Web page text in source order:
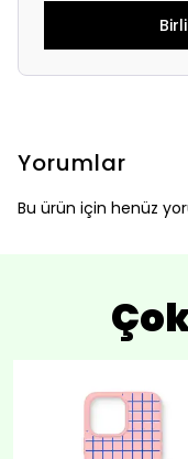
Yorumlar
Bu ürün için henüz